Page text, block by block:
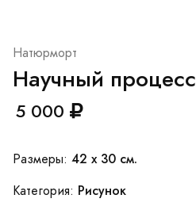
Натюрморт
Научный процесс
5 000
Размеры: 42 x 30 см.
Категория: Рисунок